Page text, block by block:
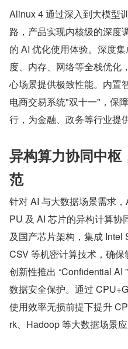
Alinux 4 通过深入到大模型
路，产品实现内核级的深度
的 AI 优化使用体验。深度
度、内存、网络等全栈优化
心场景提供极致性能。内置
电商交易系统"双十一"，保
行，为金融、政务等行业提
异构算力协同中枢
范
针对 AI 与大数据场景需求
PU 及 AI 芯片的异构计算
及国产芯片架构，集成
CSV 等机密计算技术，确保
创新性推出 “Confidential AI
数据安全保护。通过
使用效率无损前提下提升
rk、Hadoop 等大数据场景